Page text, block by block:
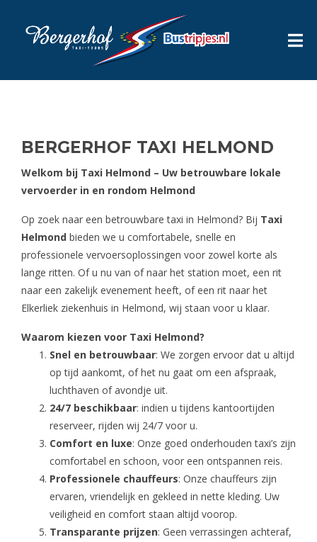
BERGERHOF TAXI HELMOND
Welkom bij Taxi Helmond – Uw betrouwbare lokale
vervoerder in en rondom Helmond
Op zoek naar een betrouwbare taxi in Helmond? Bij Taxi
Helmond bieden we u comfortabele, snelle en
professionele vervoersoplossingen voor zowel korte als
lange ritten. Of u nu van of naar het station moet, een rit
naar een zakelijk evenement heeft, of een rit naar het
Elkerliek ziekenhuis in Helmond, wij staan voor u klaar.
Waarom kiezen voor Taxi Helmond?
Snel en betrouwbaar: We zorgen ervoor dat u altijd
op tijd aankomt, of het nu gaat om een afspraak,
luchthaven of avondje uit.
24/7 beschikbaar: indien u tijdens kantoortijden
reserveer, rijden wij 24/7 voor u.
Comfort en luxe: Onze goed onderhouden taxi’s zijn
comfortabel en schoon, voor een ontspannen reis.
Professionele chauffeurs: Onze chauffeurs zijn
ervaren, vriendelijk en gekleed in nette kleding. Uw
veiligheid en comfort staan altijd voorop.
Transparante prijzen: Geen verrassingen achteraf,